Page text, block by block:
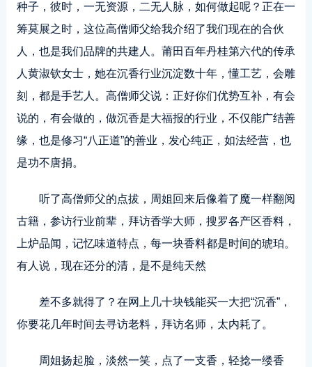
种子，彼时，一无资源，二无人脉，如何做起呢？正在一
筹莫展之时，这位高僧师父给我介绍了我们现在的合伙
人，也是我们品牌的共建人。莆田百年丹桂第六代的传承
人黄淑钦女士，她在沉香行业沉淀数十年，懂工艺，会雕
刻，都是手艺人。高僧师父说：正好你们优势互补，有会
说的，有会做的，做沉香是大福报的行业，不仅能广结善
缘，也是修习“八正道”的善业，发心纯正，如法经营，也
是功不唐捐。
听了高僧师父的点拔，周姐回来后像着了魔一样翻阅
古籍，参访行业前辈，拜访香学大师，搜罗各产区香料，
上炉品闻，记忆味道特点，每一块香料都是时间的琥珀。
有人说，现在还分的清，是不是纯天然
差不多就得了？在网上几十块钱能买一大把“沉香”，
你要花几年时间去寻访老料，拜访名师，太内耗了。
周姐扬起脸，淡然一笑，点了一支香，轻捻一缕香